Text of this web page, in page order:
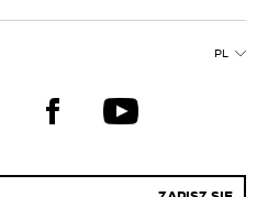
płytki do kuchni
PL